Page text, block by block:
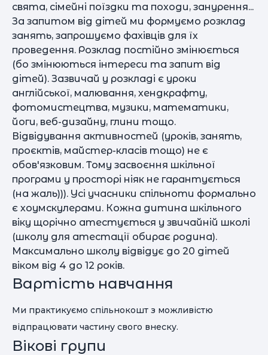
свята, сімейні поїздки та походи, занурення...
За запитом від дітей ми формуємо розклад
занять, запрошуємо фахівців для їх
проведення. Розклад постійно змінюється
(бо змінюються інтереси та запит від
дітей). Зазвичай у розкладі є уроки
англійської, малювання, хендкрафту,
фотомистецтва, музики, математики,
йоги, веб-дизайну, глини тощо.
Відвідування активностей (уроків, занять,
проєктів, майстер-класів тощо) не є
обов'язковим. Тому засвоєння шкільної
програми у просторі ніяк не гарантується
(на жаль))). Усі учасники спільноти формально
є хоумскулерами. Кожна дитина шкільного
віку щорічно атестується у звичайній школі
(школу для атестації обирає родина).
Максимально школу відвідує до 20 дітей
віком від 4 до 12 років.
Вартість навчання
Ми практикуємо спільнокошт з можливістю
відпрацювати частину свого внеску.
Вікові групи